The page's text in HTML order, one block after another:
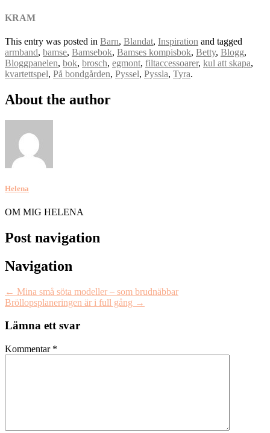
KRAM
This entry was posted in Barn, Blandat, Inspiration and tagged
armband, bamse, Bamsebok, Bamses kompisbok, Betty, Blogg,
Bloggpanelen, bok, brosch, egmont, filtaccessoarer, kul att skapa,
kvartettspel, På bondgården, Pyssel, Pyssla, Tyra.
About the author
Helena
OM MIG HELENA
Post navigation
Navigation
← Mina små söta modeller – som brudnäbbar
Bröllopsplaneringen är i full gång →
Lämna ett svar
Kommentar *